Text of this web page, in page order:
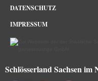
DATENSCHUTZ
IMPRESSUM
Schlösserland Sachsen im